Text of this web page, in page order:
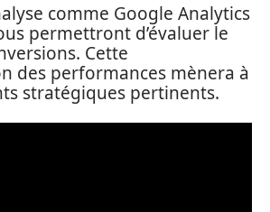
comme Google Analytics
permettront d’évaluer le
Cette
des performances mènera à
stratégiques pertinents.